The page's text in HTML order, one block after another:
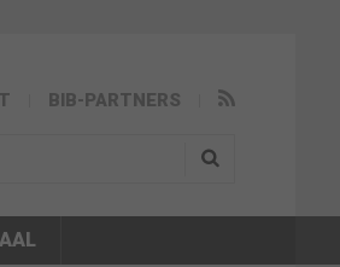
BIB-PARTNERS